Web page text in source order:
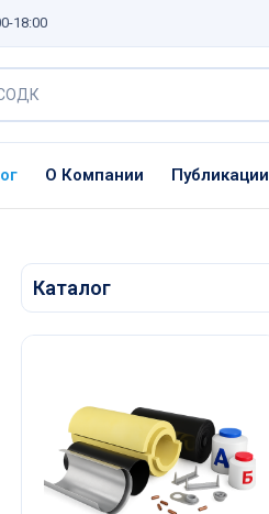
18:00
О Компании Публикации
Каталог